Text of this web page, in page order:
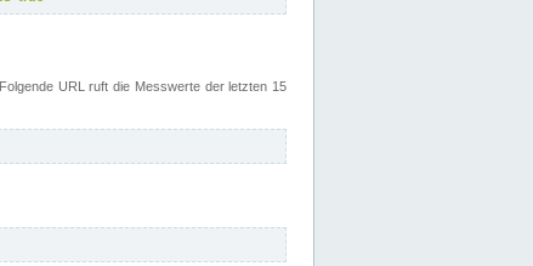
URL ruft die Messwerte der letzten 15